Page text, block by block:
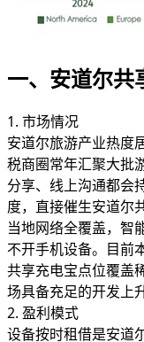
一、安道尔共
1. 市场情况
安道尔旅游产业热度
税商圈常年汇聚大批
分享、线上沟通都会
度，直接催生安道尔
当地网络全覆盖，智
不开手机设备。目前
共享充电宝点位覆盖
场具备充足的开发上
2. 盈利模式
设备按时租借是安道